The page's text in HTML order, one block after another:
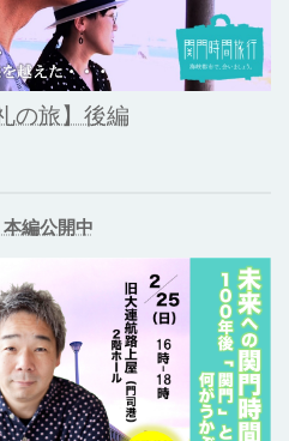
の旅】後編
編公開中